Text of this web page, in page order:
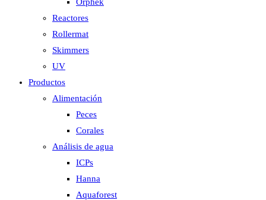
Reactores
Rollermat
Skimmers
UV
Productos
Alimentación
Peces
Corales
Análisis de agua
ICPs
Hanna
Aquaforest